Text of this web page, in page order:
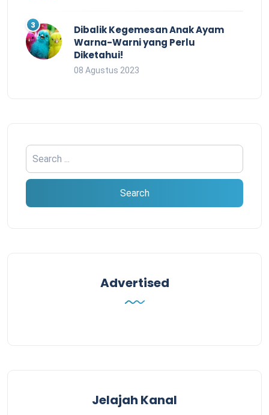
Dibalik Kegemesan Anak Ayam
Warna-Warni yang Perlu
Diketahui!
08 Agustus 2023
Advertised
Jelajah Kanal